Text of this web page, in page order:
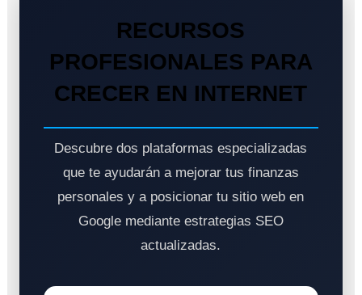
RECURSOS
PROFESIONALES PARA
CRECER EN INTERNET
Descubre dos plataformas especializadas
que te ayudarán a mejorar tus finanzas
personales y a posicionar tu sitio web en
Google mediante estrategias SEO
actualizadas.